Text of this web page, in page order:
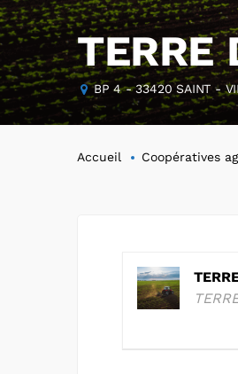
TERRE
BP 4 - 33420 SAINT -
Accueil Coopératives